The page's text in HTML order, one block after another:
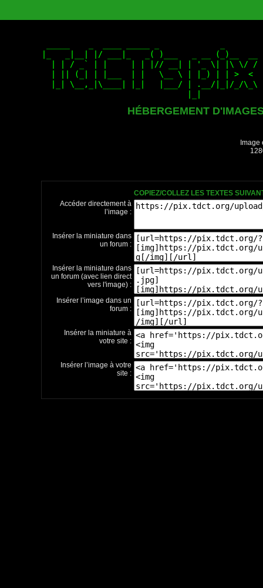
HÉBERGEMENT
COPIEZ/COLLEZ LES TEXTES
Accéder directement à
l’image :
Insérer la miniature dans
un forum :
Insérer la miniature dans
un forum (avec lien direct
vers l'image) :
Insérer l’image dans un
forum :
Insérer la miniature à
votre site :
Insérer l’image à votre
site :